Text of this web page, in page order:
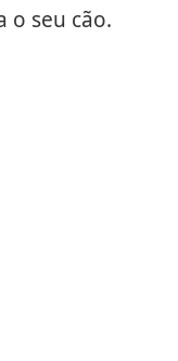
o seu cão.